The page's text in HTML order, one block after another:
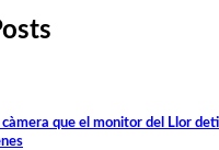
que el monitor del Llor